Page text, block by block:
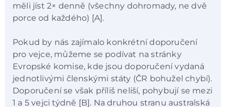
měli jíst 2× denně (všechny dohromady, ne dvě
porce od každého) [A].
Pokud by nás zajímalo konkrétní doporučení
pro vejce, můžeme se podívat na stránky
Evropské komise, kde jsou doporučení vydaná
jednotlivými členskými státy (ČR bohužel chybí).
Doporučení se však příliš neliší, pohybují se mezi
1 a 5 vejci týdně [B]. Na druhou stranu australská